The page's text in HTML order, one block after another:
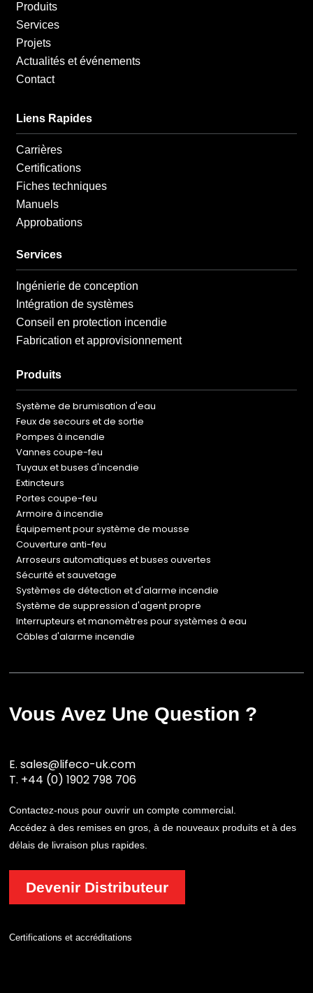
Produits
Services
Projets
Actualités et événements
Contact
Liens Rapides
Carrières
Certifications
Fiches techniques
Manuels
Approbations
Services
Ingénierie de conception
Intégration de systèmes
Conseil en protection incendie
Fabrication et approvisionnement
Produits
Système de brumisation d'eau
Feux de secours et de sortie
Pompes à incendie
Vannes coupe-feu
Tuyaux et buses d'incendie
Extincteurs
Portes coupe-feu
Armoire à incendie
Équipement pour système de mousse
Couverture anti-feu
Arroseurs automatiques et buses ouvertes
Sécurité et sauvetage
Systèmes de détection et d'alarme incendie
Système de suppression d'agent propre
Interrupteurs et manomètres pour systèmes à eau
Câbles d'alarme incendie
Vous Avez Une Question ?
E.sales@lifeco-uk.com
T. +44 (0) 1902 798 706
Contactez-nous pour ouvrir un compte commercial.
Accédez à des remises en gros, à de nouveaux produits et à des
délais de livraison plus rapides.
Devenir Distributeur
Certifications et accréditations